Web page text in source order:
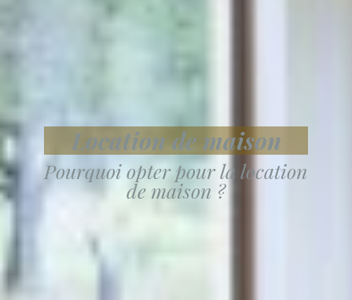
Location de maison
Pourquoi opter pour la location
de maison ?